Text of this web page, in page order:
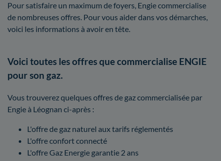
Pour satisfaire un maximum de foyers, Engie commercialise
de nombreuses offres. Pour vous aider dans vos démarches,
voici les informations à avoir en tête.
Voici toutes les offres que commercialise ENGIE
pour son gaz.
Vous trouverez quelques offres de gaz commercialisée par
Engie à Léognan ci-après :
L'offre de gaz naturel aux tarifs réglementés
L'offre confort connecté
L'offre Gaz Energie garantie 2 ans